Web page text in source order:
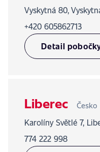
Vyskytná 80,
+420 605862713
Detail
Liberec Česko
Karolíny Světlé 7,
774 222 998